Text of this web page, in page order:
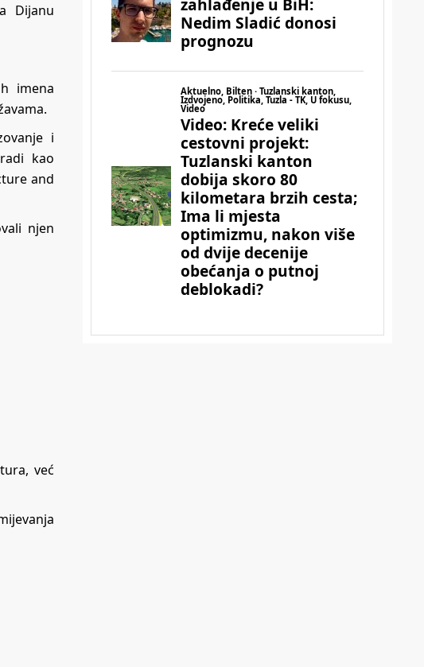
Dijanu
imena
i
kao
and
njen
već